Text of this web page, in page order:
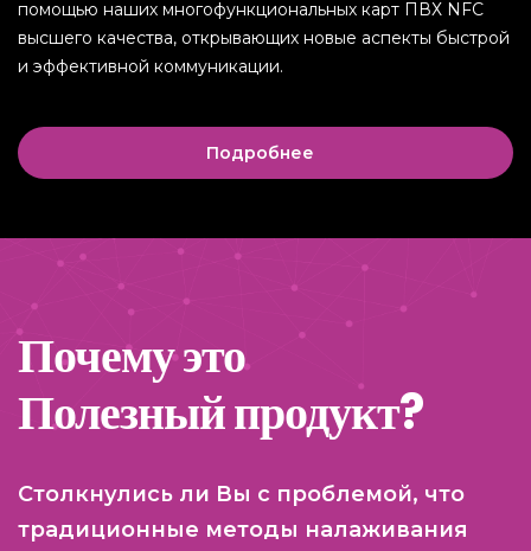
помощью наших многофункциональных карт ПВХ NFC
высшего качества, открывающих новые аспекты быстрой
и эффективной коммуникации.
Подробнее
Почему это
Полезный продукт?
Столкнулись ли Вы с проблемой, что
традиционные методы налаживания